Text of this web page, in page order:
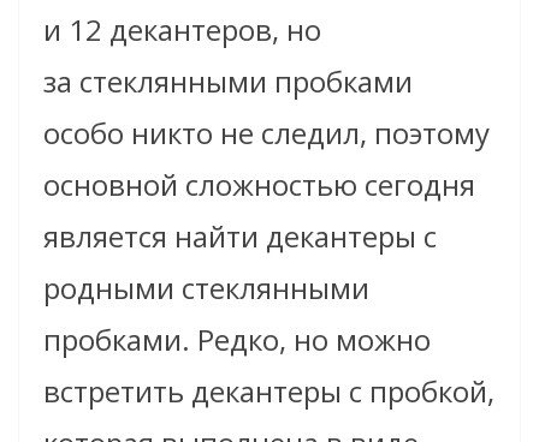
и 12 декантеров, но
за стеклянными пробками
особо никто не следил, поэтому
основной сложностью сегодня
является найти декантеры с
родными стеклянными
пробками. Редко, но можно
встретить декантеры с пробкой,